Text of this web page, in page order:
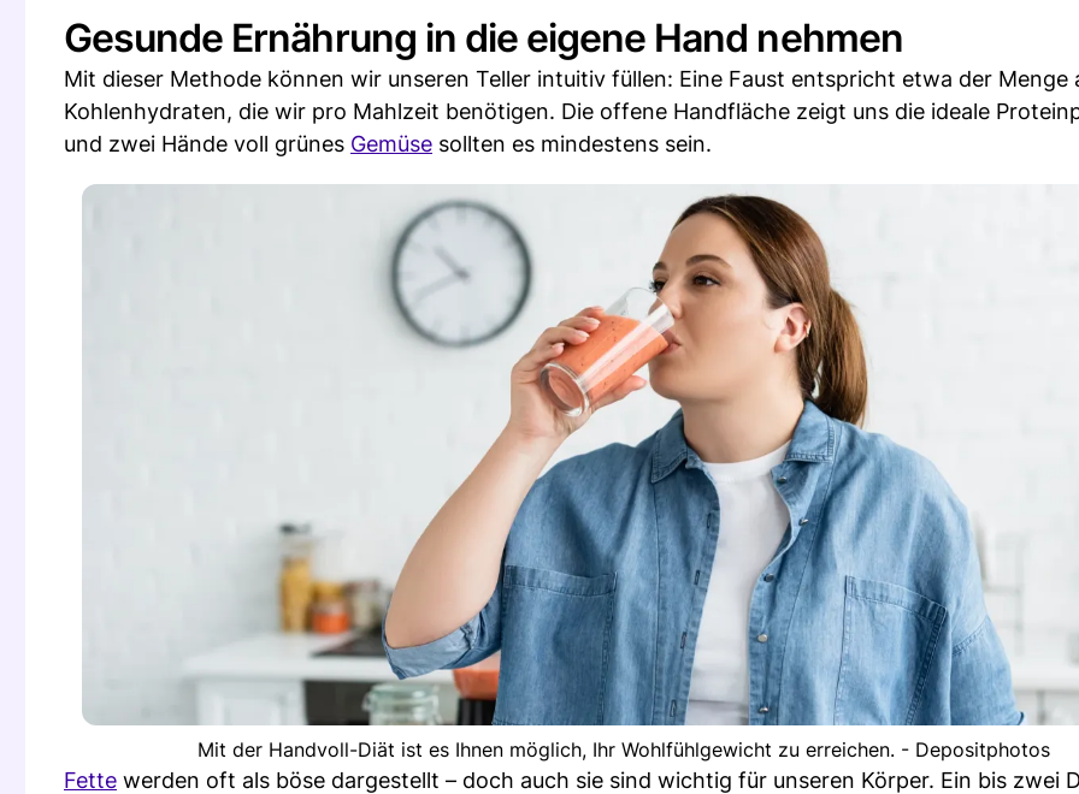
Gesunde Ernährung in die eigene Hand nehmen
Mit dieser Methode können wir unseren Teller intuitiv füllen: Eine Faust entspricht etwa der Menge
Kohlenhydraten, die wir pro Mahlzeit benötigen. Die offene Handfläche zeigt uns die ideale
und zwei Hände voll grünes Gemüse sollten es mindestens sein.
Mit der Handvoll-Diät ist es Ihnen möglich, Ihr Wohlfühlgewicht zu erreichen. - Depositphotos
Fette werden oft als böse dargestellt – doch auch sie sind wichtig für unseren Körper. Ein bis zwei